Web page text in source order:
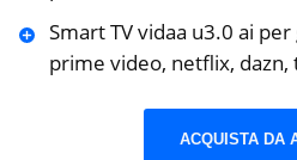
Smart TV vidaa u3.0 ai
prime video, netflix,
ACQUISTA DA